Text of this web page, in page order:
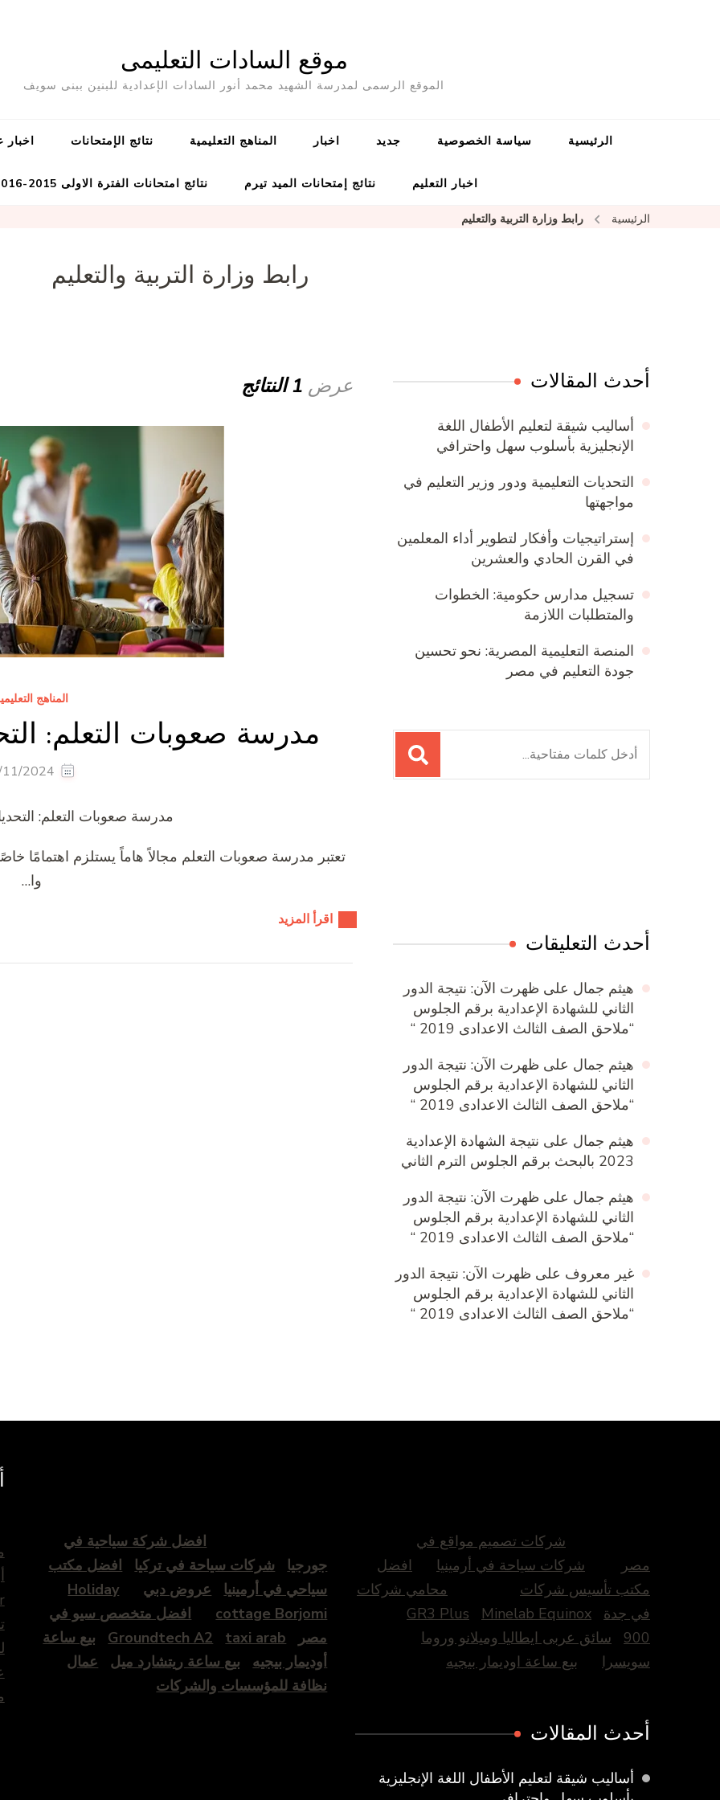
موقع السادات التعليمى
الموقع الرسمى لمدرسة الشهيد محمد أنور السادات الإعدادية للبنين ببنى سويف
الرئيسية سياسة الخصوصية جديد اخبار المناهج التعليمية نتائج الإمتحانات اخبار
اخبار التعليم نتائج إمتحانات الميد تيرم نتائج امتحانات الفترة الاولى 2015-2016
الرئيسية رابط وزارة التربية والتعليم
رابط وزارة التربية والتعليم
عرض 1 النتائج
المناهج
مدرسة صعوبات التعلم:
2024
مدرسة صعوبات التعلم:
تعتبر مدرسة صعوبات التعلم مجالاً هاماً يستلزم اهتمامًا
وا…
اقرأ المزيد
أحدث المقالات
أساليب شيقة لتعليم الأطفال اللغة
الإنجليزية بأسلوب سهل واحترافي
التحديات التعليمية ودور وزير التعليم في
مواجهتها
إستراتيجيات وأفكار لتطوير أداء المعلمين
في القرن الحادي والعشرين
تسجيل مدارس حكومية: الخطوات
والمتطلبات اللازمة
المنصة التعليمية المصرية: نحو تحسين
جودة التعليم في مصر
البحث
عن:
أحدث التعليقات
هيثم جمال على ظهرت الآن: نتيجة الدور
الثاني للشهادة الإعدادية برقم الجلوس
“ملاحق الصف الثالث الاعدادى 2019 “
هيثم جمال على ظهرت الآن: نتيجة الدور
الثاني للشهادة الإعدادية برقم الجلوس
“ملاحق الصف الثالث الاعدادى 2019 “
هيثم جمال على نتيجة الشهادة الإعدادية
2023 بالبحث برقم الجلوس الترم الثاني
هيثم جمال على ظهرت الآن: نتيجة الدور
الثاني للشهادة الإعدادية برقم الجلوس
“ملاحق الصف الثالث الاعدادى 2019 “
غير معروف على ظهرت الآن: نتيجة الدور
الثاني للشهادة الإعدادية برقم الجلوس
“ملاحق الصف الثالث الاعدادى 2019 “
شركات تصميم مواقع في
مصر
شركات سياحة في أرمينيا
افضل
مكتب تأسيس شركات
محامي شركات
في جدة
GR3 Plus
Minelab Equinox
900
سائق عربى ايطاليا وميلانو وروما
سويسرا
بيع ساعة اوديمار بيجيه
أحدث المقالات
أساليب شيقة لتعليم الأطفال اللغة الإنجليزية
افضل شركة سياحية في
جورجيا
شركات سياحة في تركيا
افضل مكتب
سياحي في أرمينيا
عروض دبي
Holiday
cottage Borjomi
افضل متخصص سيو في
مصر
Groundtech A2 taxi arab
بيع ساعة
أوديمار بيجيه
بيع ساعة ريتشارد ميل
عمال
نظافة للمؤسسات والشركات